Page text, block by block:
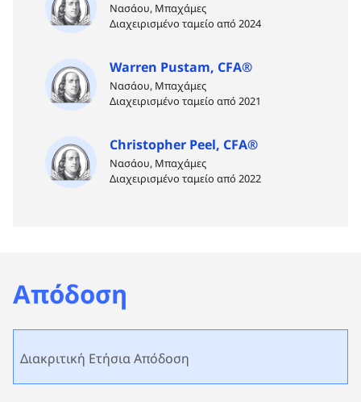
Νασάου, Μπαχάμες
Διαχειρισμένο ταμείο από 2024
Warren Pustam, CFA®
Νασάου, Μπαχάμες
Διαχειρισμένο ταμείο από 2021
Christopher Peel, CFA®
Νασάου, Μπαχάμες
Διαχειρισμένο ταμείο από 2022
Απόδοση
Διακριτική Ετήσια Απόδοση